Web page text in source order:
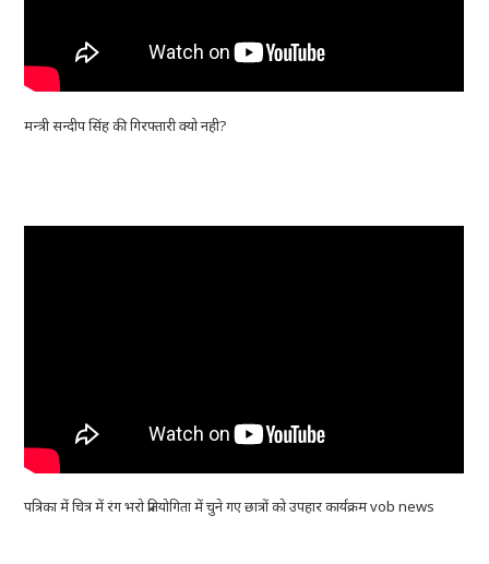
मन्त्री सन्दीप सिंह की गिरफ्तारी क्यो नही?
पत्रिका में चित्र में रंग भरो प्रतियोगिता में चुने गए छात्रों को उपहार कार्यक्रम vob news